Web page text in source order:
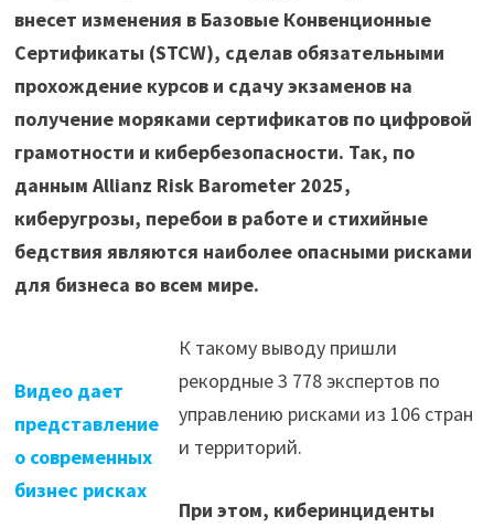
внесет изменения в Базовые Конвенционные
Сертификаты (STCW), сделав обязательными
прохождение курсов и сдачу экзаменов на
получение моряками сертификатов по цифровой
грамотности и кибербезопасности. Так, по
данным Allianz Risk Barometer 2025,
киберугрозы, перебои в работе и стихийные
бедствия являются наиболее опасными рисками
для бизнеса во всем мире.
Видео дает
представление
о современных
бизнес рисках
К такому выводу пришли
рекордные 3 778 экспертов по
управлению рисками из 106 стран
и территорий.
При этом, киберинциденты